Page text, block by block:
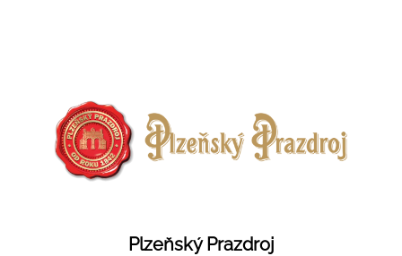
Plzeňský Prazdroj